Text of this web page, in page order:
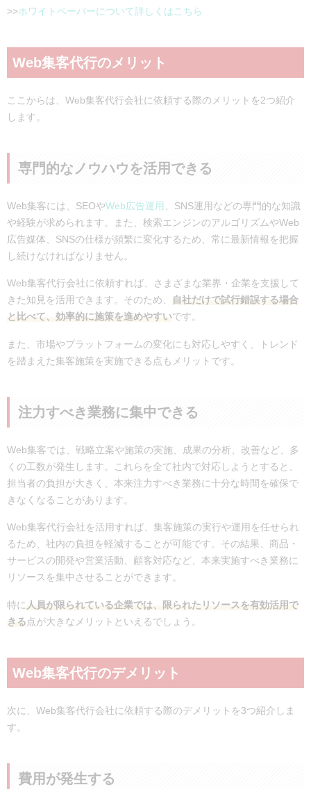
>>ホワイトペーパーについて詳しくはこちら
Web集客代行のメリット
ここからは、Web集客代行会社に依頼する際のメリットを2つ紹介
します。
専門的なノウハウを活用できる
Web集客には、SEOやWeb広告運用
、SNS運用などの専門的な知識
や経験が求められます。また、検索エンジンのアルゴリズムやWeb
広告媒体、SNSの仕様が頻繁に変化するため、常に最新情報を把握
し続けなければなりません。
Web集客代行会社に依頼すれば、さまざまな業界・企業を支援して
きた知見を活用できます。そのため、
自社だけで試行錯誤する場合
と比べて、効率的に施策を進めやすいです。
また、市場やプラットフォームの変化にも対応しやすく、トレンド
を踏まえた集客施策を実施できる点もメリットです。
注力すべき業務に集中できる
Web集客では、戦略立案や施策の実施、成果の分析、改善など、多
くの工数が発生します。これらを全て社内で対応しようとすると、
担当者の負担が大きく、本来注力すべき業務に十分な時間を確保で
きなくなることがあります。
Web集客代行会社を活用すれば、集客施策の実行や運用を任せられ
るため、社内の負担を軽減することが可能です。その結果、商品・
サービスの開発や営業活動、顧客対応など、本来実施すべき業務に
リソースを集中させることができます。
特に 人員が限られている企業では、限られたリソースを有効活用で
きる点が大きなメリットといえるでしょう。
Web集客代行のデメリット
次に、Web集客代行会社に依頼する際のデメリットを3つ紹介しま
す。
費用が発生する